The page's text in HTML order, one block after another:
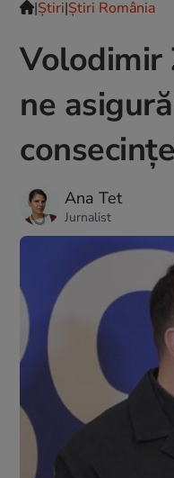
|Ştiri|Știri România
Volodimir
ne
Ana Tet
Jurnalist